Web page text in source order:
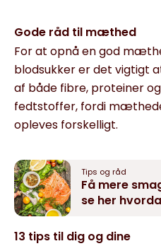
Gode råd til mæthed
For at opnå en god
blodsukker er det vigtigt
af både fibre, proteiner
fedtstoffer, fordi
opleves forskelligt.
Tips og råd
Få mere
se her
13 tips til dig og dine